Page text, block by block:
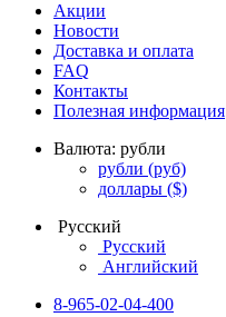
Акции
Новости
Доставка и оплата
FAQ
Контакты
Полезная информация
Валюта: рубли
рубли (руб)
доллары ($)
Русский
Русский
Английский
8-965-02-04-400